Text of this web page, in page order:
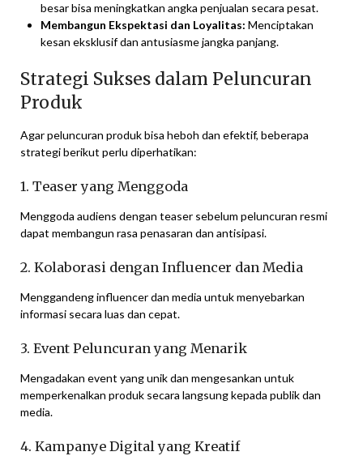
besar bisa meningkatkan angka penjualan secara pesat.
Membangun Ekspektasi dan Loyalitas: Menciptakan
kesan eksklusif dan antusiasme jangka panjang.
Strategi Sukses dalam Peluncuran
Produk
Agar peluncuran produk bisa heboh dan efektif, beberapa
strategi berikut perlu diperhatikan:
1. Teaser yang Menggoda
Menggoda audiens dengan teaser sebelum peluncuran resmi
dapat membangun rasa penasaran dan antisipasi.
2. Kolaborasi dengan Influencer dan Media
Menggandeng influencer dan media untuk menyebarkan
informasi secara luas dan cepat.
3. Event Peluncuran yang Menarik
Mengadakan event yang unik dan mengesankan untuk
memperkenalkan produk secara langsung kepada publik dan
media.
4. Kampanye Digital yang Kreatif